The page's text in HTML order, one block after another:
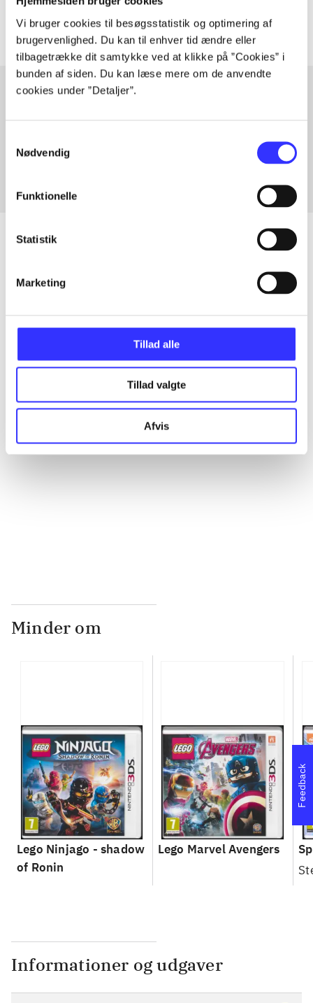
Vi bruger cookies til besøgsstatistik og optimering af
brugervenlighed. Du kan til enhver tid ændre eller
tilbagetrække dit samtykke ved at klikke på ”Cookies” i
bunden af siden. Du kan læse mere om de anvendte
cookies under ”Detaljer”.
Nødvendig
Funktionelle
Statistik
Marketing
Tillad alle
Tillad valgte
Afvis
Artikler
Minder om
Lego Ninjago - shadow
of Ronin
Lego Marvel Avengers
Informationer og udgaver
Feedback